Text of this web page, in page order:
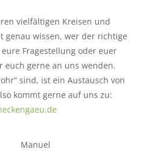
vielfältigen Kreisen und
genau wissen, wer der richtige
Fragestellung oder euer
euch gerne an uns wenden.
sind, ist ein Austausch von
kommt gerne auf uns zu: